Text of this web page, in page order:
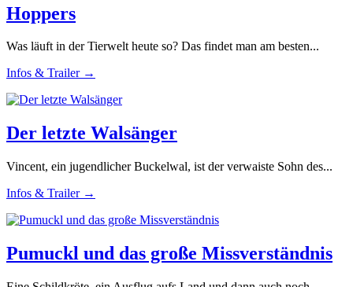
Hoppers
Was läuft in der Tierwelt heute so? Das findet man am besten...
Infos & Trailer →
Der letzte Walsänger
Vincent, ein jugendlicher Buckelwal, ist der verwaiste Sohn des...
Infos & Trailer →
Pumuckl und das große Missverständnis